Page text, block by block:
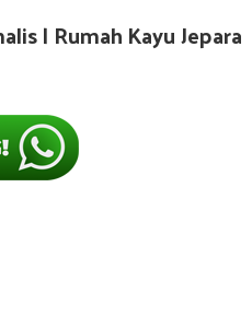
| Rumah Kayu Jepara